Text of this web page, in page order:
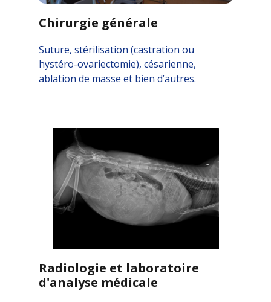
Chirurgie générale
Suture, stérilisation (castration ou
hystéro-ovariectomie), césarienne,
ablation de masse et bien d’autres.
Radiologie et laboratoire
d'analyse médicale